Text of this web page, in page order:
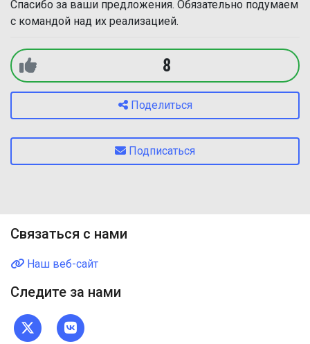
Спасибо за ваши предложения. Обязательно подумаем
с командой над их реализацией.
8
Поделиться
Подписаться
Связаться с нами
Наш веб-сайт
Следите за нами